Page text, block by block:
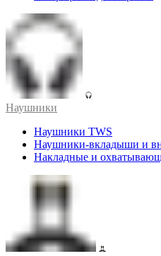
Наушники
Наушники TWS
Наушники-вкладыши и
Накладные и